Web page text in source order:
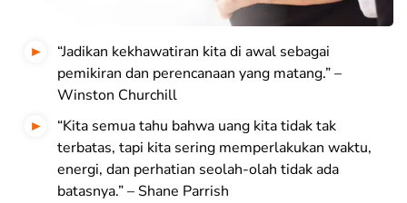
“Jadikan kekhawatiran kita di awal sebagai
pemikiran dan perencanaan yang matang.” –
Winston Churchill
“Kita semua tahu bahwa uang kita tidak tak
terbatas, tapi kita sering memperlakukan waktu,
energi, dan perhatian seolah-olah tidak ada
batasnya.” – Shane Parrish